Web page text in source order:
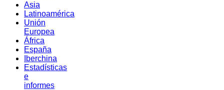
Asia
Latinoamérica
Unión
Europea
África
España
Iberchina
Estadísticas
e
informes